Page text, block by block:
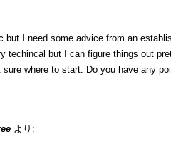
but I need some advice from an
techincal but I can figure things out
sure where to start. Do you have any
より: